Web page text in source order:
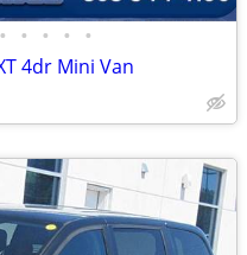
• • • • •
4dr Mini Van